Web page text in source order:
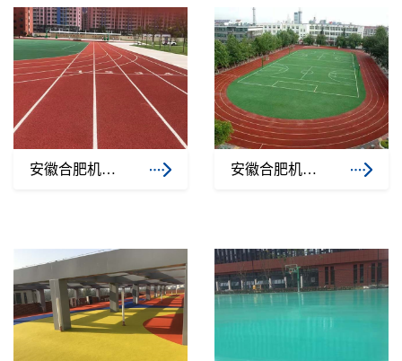
水泥自流平工程案例
塑胶跑道工程案例
环氧地坪工程案例
安徽合肥机电技师学院操场塑胶跑道 安徽合肥机电技师学院操场塑胶跑道1